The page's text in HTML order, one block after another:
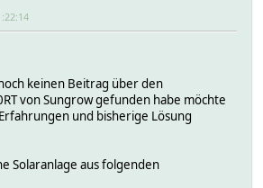
keinen Beitrag über den
von Sungrow gefunden habe möchte
und bisherige Lösung
Solaranlage aus folgenden